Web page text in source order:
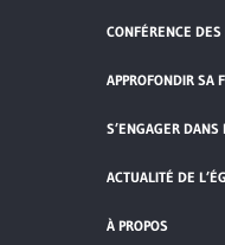
CONFÉRENCE
APPROFONDIR SA
S’ENGAGER DANS
ACTUALITÉ DE
À PROPOS